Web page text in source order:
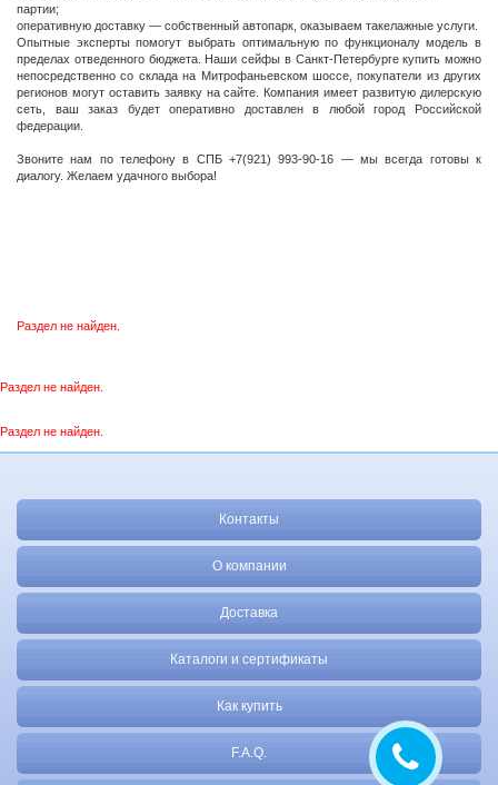
партии;
оперативную доставку — собственный автопарк, оказываем такелажные услуги.
Опытные эксперты помогут выбрать оптимальную по функционалу модель в
пределах отведенного бюджета. Наши сейфы в Санкт-Петербурге купить можно
непосредственно со склада на Митрофаньевском шоссе, покупатели из других
регионов могут оставить заявку на сайте. Компания имеет развитую дилерскую
сеть, ваш заказ будет оперативно доставлен в любой город Российской
федерации.
Звоните нам по телефону в СПБ +7(921) 993-90-16 — мы всегда готовы к
диалогу. Желаем удачного выбора!
Раздел не найден.
Раздел не найден.
Раздел не найден.
Контакты
О компании
Доставка
Каталоги и сертификаты
Как купить
F.A.Q.